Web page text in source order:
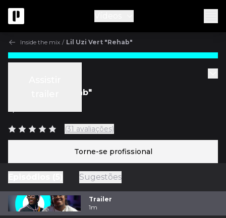
Inside the mix / Lil Uzi Vert "Rehab"
Lil Uzi Vert "Rehab"
(31 avaliações)
Torne-se profissional
Sugestões
Trailer
1m